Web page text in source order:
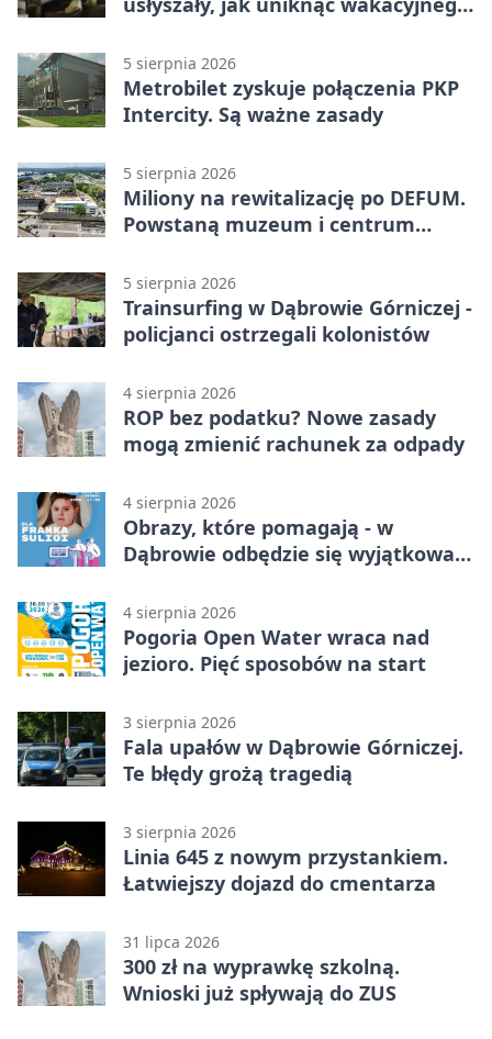
5 sierpnia 2026
Metrobilet zyskuje połączenia PKP
Intercity. Są ważne zasady
5 sierpnia 2026
Miliony na rewitalizację po DEFUM.
Powstaną muzeum i centrum
5 sierpnia 2026
Trainsurfing w Dąbrowie Górniczej -
policjanci ostrzegali kolonistów
4 sierpnia 2026
ROP bez podatku? Nowe zasady
mogą zmienić rachunek za odpady
4 sierpnia 2026
Obrazy, które pomagają - w
Dąbrowie odbędzie się wyjątkowa
4 sierpnia 2026
Pogoria Open Water wraca nad
jezioro. Pięć sposobów na start
3 sierpnia 2026
Fala upałów w Dąbrowie Górniczej.
Te błędy grożą tragedią
3 sierpnia 2026
Linia 645 z nowym przystankiem.
Łatwiejszy dojazd do cmentarza
31 lipca 2026
300 zł na wyprawkę szkolną.
Wnioski już spływają do ZUS